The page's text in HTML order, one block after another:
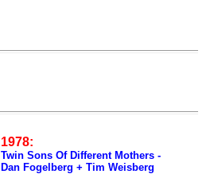
1978:
Twin Sons Of Different Mothers -
Dan Fogelberg + Tim Weisberg